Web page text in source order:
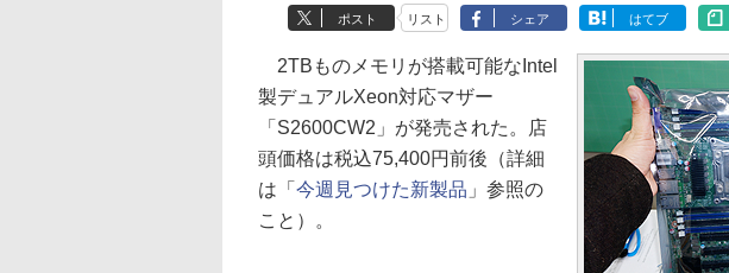
ポスト リスト シェア はてブ
2TBものメモリが搭載可能なIntel
製デュアルXeon対応マザー
「S2600CW2」が発売された。店
頭価格は税込75,400円前後（詳細
は「 今週見つけた新製品 」参照の
こと）。